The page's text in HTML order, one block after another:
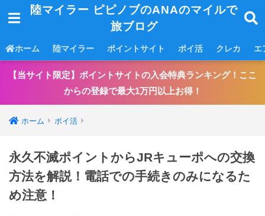
陸マイラー ピピノブのANAのマイルで
旅ブログ
ホーム 陸マイラー ポイントサイト ポイ活 クレカ エ
【当サイト限定】ポイントサイトの入会特典ランキング！ここ
からの登録で最大1万円以上お得！
ホーム ポイ活
永久不滅ポイントからJRキューポへの交換
方法を解説！電話での手続きのみになるた
め注意！